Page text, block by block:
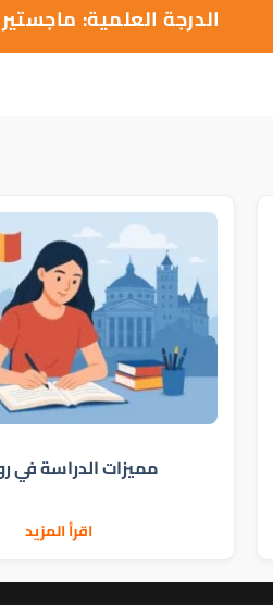
الدرجة العلمية:
مميزات الدراسة في
اقرأ المزيد